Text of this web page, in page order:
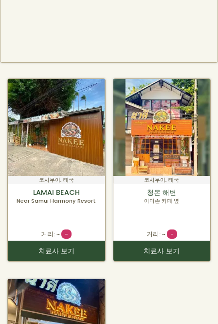
코사무이, 태국
LAMAI BEACH
Near Samui Harmony Resort
거리: ~ -
치료사 보기
거리별 재주문
코사무이, 태국
청몬 해변
아마존 카페 옆
거리: ~ -
치료사 보기
거리별 재주문
거리별 재주문